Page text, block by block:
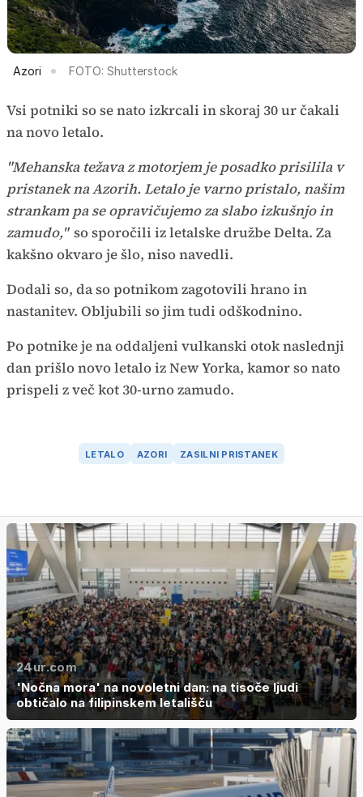
Azori FOTO: Shutterstock
Vsi potniki so se nato izkrcali in skoraj 30 ur čakali
na novo letalo.
"Mehanska težava z motorjem je posadko prisilila v
pristanek na Azorih. Letalo je varno pristalo, našim
strankam pa se opravičujemo za slabo izkušnjo in
zamudo," so sporočili iz letalske družbe Delta. Za
kakšno okvaro je šlo, niso navedli.
Dodali so, da so potnikom zagotovili hrano in
nastanitev. Obljubili so jim tudi odškodnino.
Po potnike je na oddaljeni vulkanski otok naslednji
dan prišlo novo letalo iz New Yorka, kamor so nato
prispeli z več kot 30-urno zamudo.
LETALO AZORI ZASILNI PRISTANEK
24ur.com
'Nočna mora' na novoletni dan: na tisoče ljudi
obtičalo na filipinskem letališču